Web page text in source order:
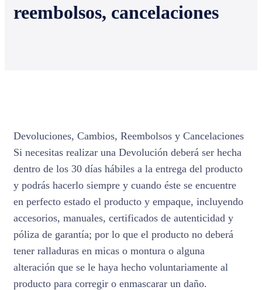
reembolsos, cancelaciones
Devoluciones, Cambios, Reembolsos y Cancelaciones
Si necesitas realizar una Devolución deberá ser hecha
dentro de los 30 días hábiles a la entrega del producto
y podrás hacerlo siempre y cuando éste se encuentre
en perfecto estado el producto y empaque, incluyendo
accesorios, manuales, certificados de autenticidad y
póliza de garantía; por lo que el producto no deberá
tener ralladuras en micas o montura o alguna
alteración que se le haya hecho voluntariamente al
producto para corregir o enmascarar un daño.